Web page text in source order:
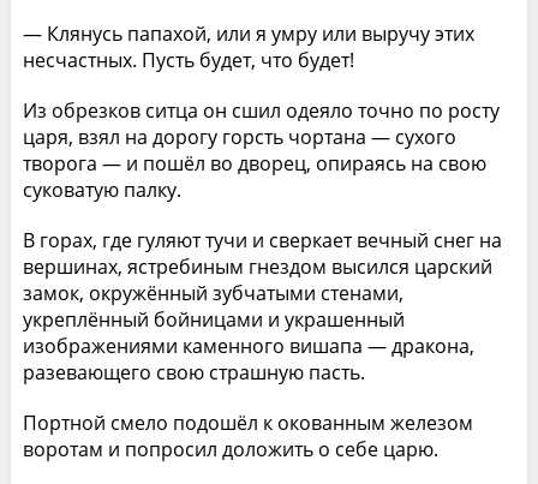
— Клянусь папахой, или я умру или выручу этих
несчастных. Пусть будет, что будет!
Из обрезков ситца он сшил одеяло точно по росту
царя, взял на дорогу горсть чортана — сухого
творога — и пошёл во дворец, опираясь на свою
суковатую палку.
В горах, где гуляют тучи и сверкает вечный снег на
вершинах, ястребиным гнездом высился царский
замок, окружённый зубчатыми стенами,
укреплённый бойницами и украшенный
изображениями каменного вишапа — дракона,
разевающего свою страшную пасть.
Портной смело подошёл к окованным железом
воротам и попросил доложить о себе царю.